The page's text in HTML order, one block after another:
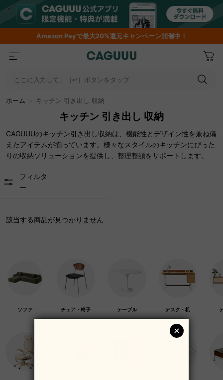
AmazonPayで最大20%還元キャンペーン開催中！
ここに入力して、［↵］ボタンをタップ
ホーム キッチン 引き出し 収納
キッチン 引き出し 収納
CAGUUUのキッチン引き出し収納は、機能性とデザイン性を兼ね備
えたアイテムが揃っています。様々なスタイルのキッチンにぴった
りの収納ソリューションを提供し、整理整頓をサポートします。
フィルタ
ー
該当する商品が見つかりません
ソファ チェア・椅子 テーブル デスク・机